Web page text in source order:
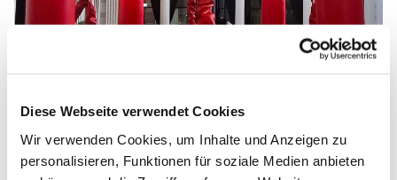
Diese Webseite verwendet Cookies
Wir verwenden Cookies, um Inhalte und Anzeigen zu
personalisieren, Funktionen für soziale Medien anbieten
Erster Advent in der Offenen Kirche St. Nikolai